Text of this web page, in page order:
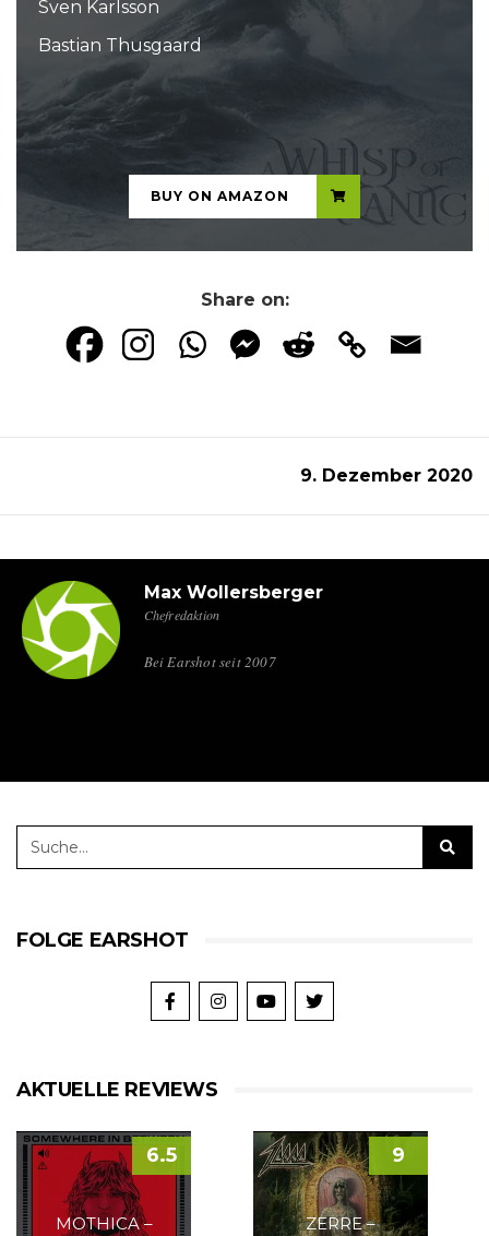
Sven Karlsson
Bastian Thusgaard
...
BUY ON AMAZON
Share on:
9. Dezember 2020
Max Wollersberger
Chefredaktion
Bei Earshot seit 2007
FOLGE EARSHOT
AKTUELLE REVIEWS
MOTHICA –
6.5
ZERRE –
9